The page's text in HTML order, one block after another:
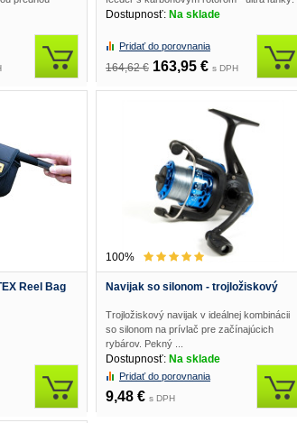
Dostupnosť: Na sklade
Pridať do porovnania
164,62 € 163,95 € s DPH
Reel Bag
100%
Navijak so silonom - trojložiskový
Trojložiskový navijak v ideálnej kombinácii
so silonom na prívlač pre začínajúcich
rybárov. Pekný ...
Dostupnosť: Na sklade
Pridať do porovnania
9,48 € s DPH